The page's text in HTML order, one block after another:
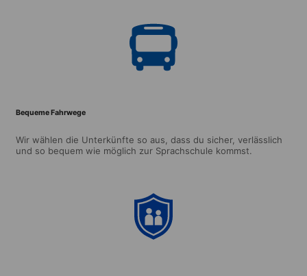
Bequeme Fahrwege
Wir wählen die Unterkünfte so aus, dass du sicher, verlässlich
und so bequem wie möglich zur Sprachschule kommst.